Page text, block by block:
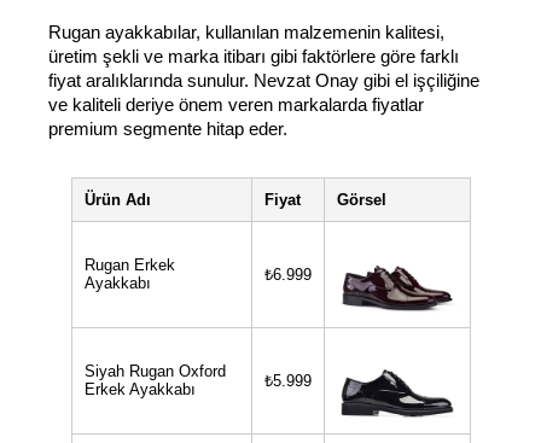
Rugan ayakkabılar, kullanılan malzemenin kalitesi,
üretim şekli ve marka itibarı gibi faktörlere göre farklı
fiyat aralıklarında sunulur. Nevzat Onay gibi el işçiliğine
ve kaliteli deriye önem veren markalarda fiyatlar
premium segmente hitap eder.
Ürün Adı Fiyat Görsel
Rugan Erkek
Ayakkabı
₺6.999
Siyah Rugan Oxford
Erkek Ayakkabı
₺5.999